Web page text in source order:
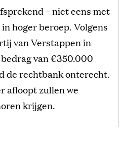
– niet eens met
hoger beroep. Volgens
van Verstappen in
van €350.000
de rechtbank onterecht.
afloopt zullen we
krijgen.